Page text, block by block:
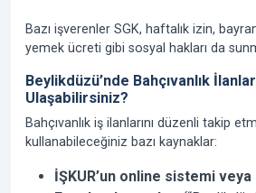
Bazı işverenler SGK, haftalık izin,
yemek ücreti gibi sosyal hakları da
Beylikdüzü’nde Bahçıvanlık
Ulaşabilirsiniz?
Bahçıvanlık iş ilanlarını düzenli takip
kullanabileceğiniz bazı kaynaklar:
İŞKUR’un online sistemi